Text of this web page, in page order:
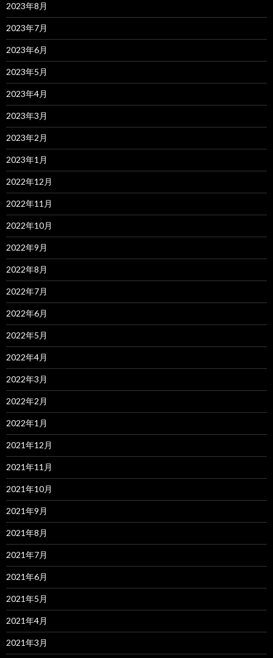
2023年8月
2023年7月
2023年6月
2023年5月
2023年4月
2023年3月
2023年2月
2023年1月
2022年12月
2022年11月
2022年10月
2022年9月
2022年8月
2022年7月
2022年6月
2022年5月
2022年4月
2022年3月
2022年2月
2022年1月
2021年12月
2021年11月
2021年10月
2021年9月
2021年8月
2021年7月
2021年6月
2021年5月
2021年4月
2021年3月